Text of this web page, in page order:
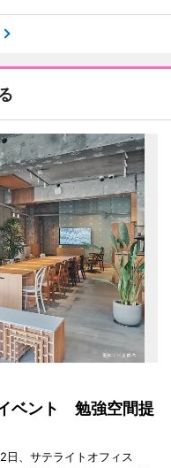
ベント 勉強空間提
、サテライトオフィス